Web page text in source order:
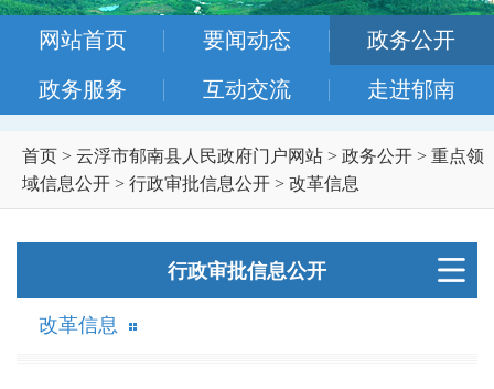
网站首页 要闻动态 政务公开
政务服务 互动交流 走进郁南
首页 > 云浮市郁南县人民政府门户网站 > 政务公开 > 重点领
域信息公开 > 行政审批信息公开 > 改革信息
行政审批信息公开
改革信息